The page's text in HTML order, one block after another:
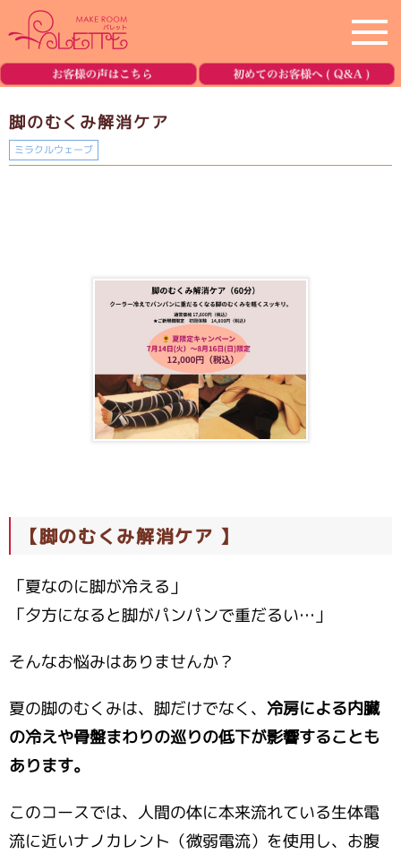
ホーム home
サロン紹介
reservation
脚のむくみ解消ケア
ミラクルウェーブ
【脚のむくみ解消ケア 】
「夏なのに脚が冷える」
「夕方になると脚がパンパンで重だるい…」
そんなお悩みはありませんか？
夏の脚のむくみは、脚だけでなく、 冷房による内臓
の冷えや骨盤まわりの巡りの低下が影響することも
あります。
このコースでは、人間の体に本来流れている生体電
流に近いナノカレント（微弱電流）を使用し、お腹